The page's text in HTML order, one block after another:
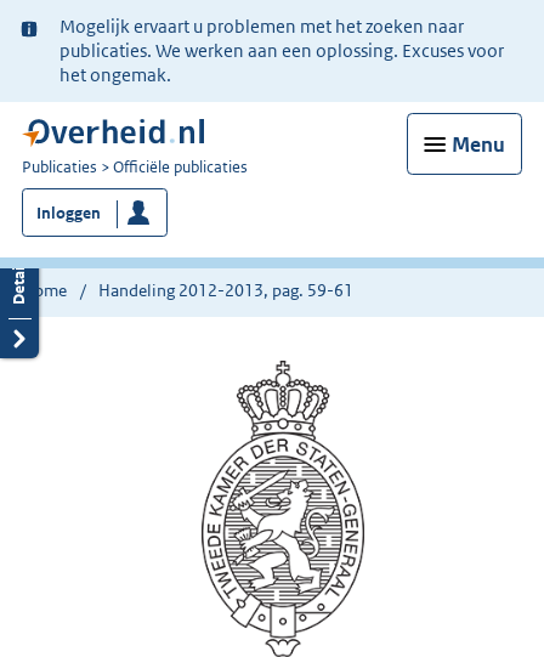
Ter
informatie:
Mogelijk ervaart u problemen met het zoeken naar
publicaties. We werken aan een oplossing. Excuses voor
het ongemak.
Menu
U
bent
nu
hier:
Publicaties Officiële publicaties
Inloggen
Home Handeling 2012-2013, pag. 59-61